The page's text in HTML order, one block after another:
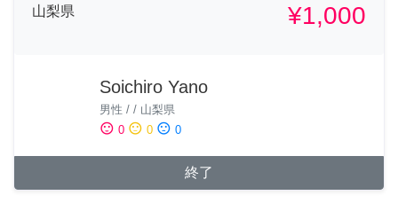
山梨県
¥1,000
Soichiro Yano
男性 / / 山梨県
sentiment_satisfied 0 sentiment_neutral 0 sentiment_dissatisfied 0
終了